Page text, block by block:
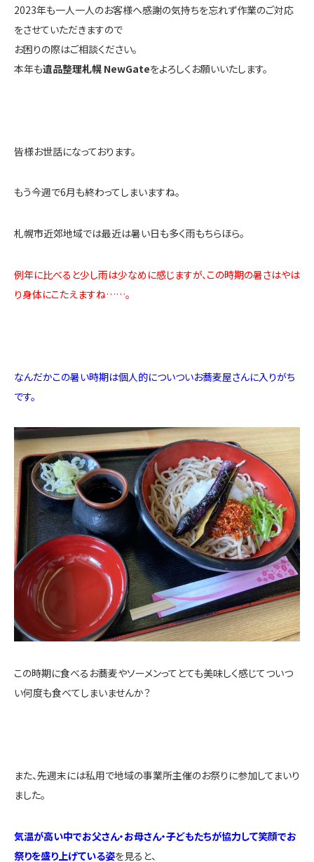
2023年も一人一人のお客様へ感謝の気持ちを忘れず作業のご対応
をさせていただきますので
お困りの際はご相談ください。
本年も遺品整理札幌 NewGateをよろしくお願いいたします。
皆様お世話になっております。
もう今週で6月も終わってしまいますね。
札幌市近郊地域では最近は暑い日も多く雨もちらほら。
例年に比べると少し雨は少なめに感じますが、この時期の暑さはやは
り身体にこたえますね……。
なんだかこの暑い時期は個人的についついお蕎麦屋さんに入りがち
です。
この時期に食べるお蕎麦やソーメンってとても美味しく感じてついつ
い何度も食べてしまいませんか？
また、先週末には私用で地域の事業所主催のお祭りに参加してまいり
ました。
気温が高い中でお父さん・お母さん・子どもたちが協力して笑顔でお
祭りを盛り上げている姿を見ると、